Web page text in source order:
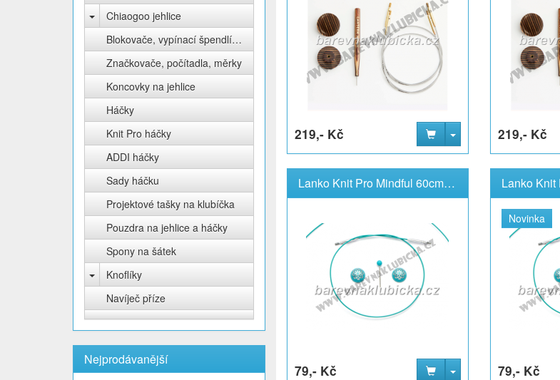
Chiaogoo jehlice
Blokovače, vypínací špendlíky Knit Pro
Značkovače, počítadla, měrky
Koncovky na jehlice
Háčky
Knit Pro háčky
ADDI háčky
Sady háčku
Projektové tašky na klubíčka
Pouzdra na jehlice a háčky
Spony na šátek
Knoflíky
Navíječ příze
Nejprodávanější
219,- Kč 219,- Kč
Lanko Knit Pro Mindful 60cm pevné
79,- Kč
Novinka
79,- Kč